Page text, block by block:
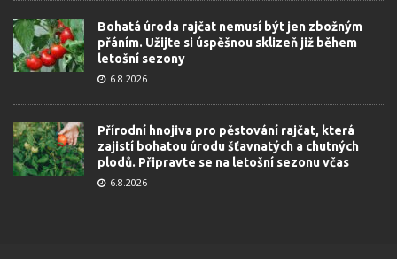
Bohatá úroda rajčat nemusí být jen zbožným
přáním. Užijte si úspěšnou sklizeň již během
letošní sezony
6.8.2026
Přírodní hnojiva pro pěstování rajčat, která
zajistí bohatou úrodu šťavnatých a chutných
plodů. Připravte se na letošní sezonu včas
6.8.2026